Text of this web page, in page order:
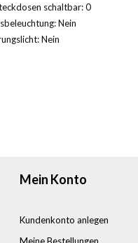
schaltbar: 0
Nein
Nein
Mein Konto
Kundenkonto anlegen
Meine Bestellungen